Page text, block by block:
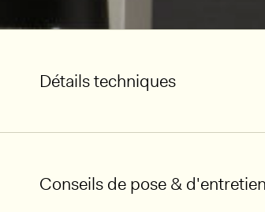
Détails techniques
Conseils de pose & d'entretien